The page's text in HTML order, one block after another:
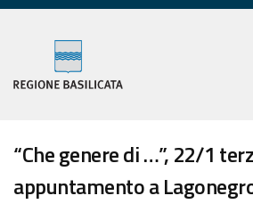
“Che genere di …”, 22/1
appuntamento a